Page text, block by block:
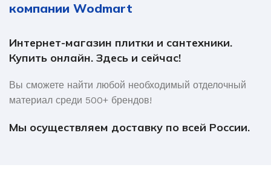
компании Wodmart
Интернет-магазин плитки и сантехники.
Купить онлайн. Здесь и сейчас!
Вы сможете найти любой необходимый отделочный
материал среди 500+ брендов!
Мы осуществляем доставку по всей России.